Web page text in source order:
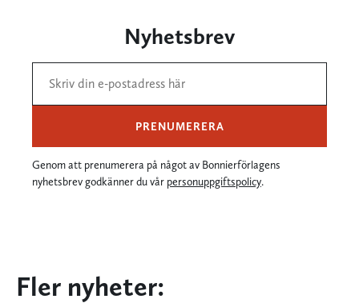
Nyhetsbrev
PRENUMERERA
Genom att prenumerera på något av Bonnierförlagens
nyhetsbrev godkänner du vår personuppgiftspolicy.
Fler nyheter: